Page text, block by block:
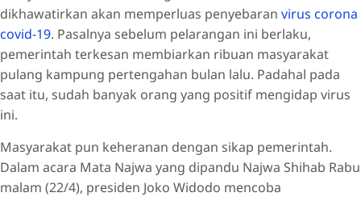
dikhawatirkan akan memperluas penyebaran virus corona
covid-19. Pasalnya sebelum pelarangan ini berlaku,
pemerintah terkesan membiarkan ribuan masyarakat
pulang kampung pertengahan bulan lalu. Padahal pada
saat itu, sudah banyak orang yang positif mengidap virus
ini.
Masyarakat pun keheranan dengan sikap pemerintah.
Dalam acara Mata Najwa yang dipandu Najwa Shihab Rabu
malam (22/4), presiden Joko Widodo mencoba